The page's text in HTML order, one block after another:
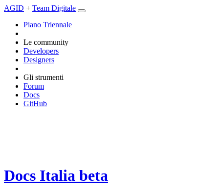
AGID + Team Digitale
Piano Triennale
Le community
Developers
Designers
Gli strumenti
Forum
Docs
GitHub
Docs Italia beta